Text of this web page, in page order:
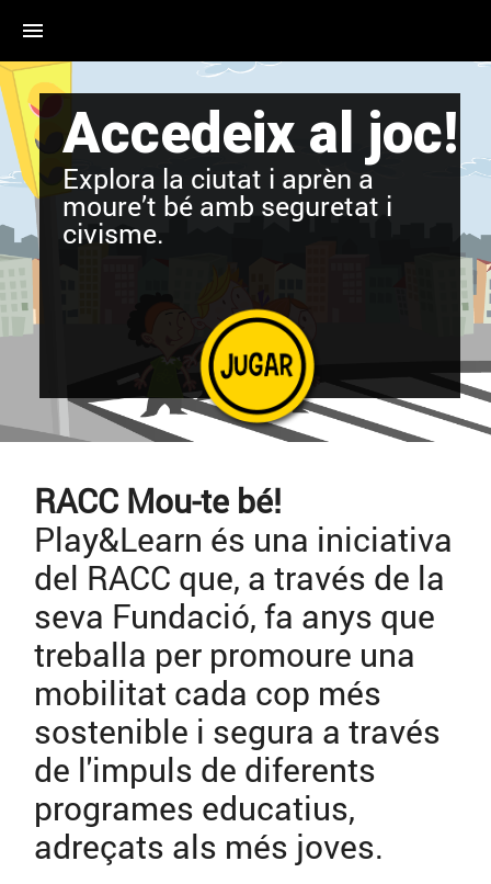
menu
Accedeix al joc!
Explora la ciutat i aprèn a
moure’t bé amb seguretat i
civisme.
RACC Mou-te bé!
Play&Learn és una iniciativa
del RACC que, a través de la
seva Fundació, fa anys que
treballa per promoure una
mobilitat cada cop més
sostenible i segura a través
de l'impuls de diferents
programes educatius,
adreçats als més joves.